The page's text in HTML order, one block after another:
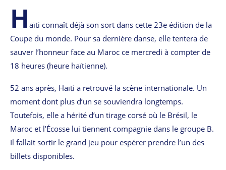
H aïti connaît déjà son sort dans cette 23e édition de la
Coupe du monde. Pour sa dernière danse, elle tentera de
sauver l’honneur face au Maroc ce mercredi à compter de
18 heures (heure haïtienne).
52 ans après, Haïti a retrouvé la scène internationale. Un
moment dont plus d’un se souviendra longtemps.
Toutefois, elle a hérité d’un tirage corsé où le Brésil, le
Maroc et l’Écosse lui tiennent compagnie dans le groupe B.
Il fallait sortir le grand jeu pour espérer prendre l’un des
billets disponibles.